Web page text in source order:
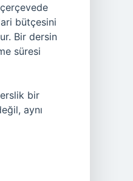
bütçesini
Bir dersin
süresi
bir
aynı